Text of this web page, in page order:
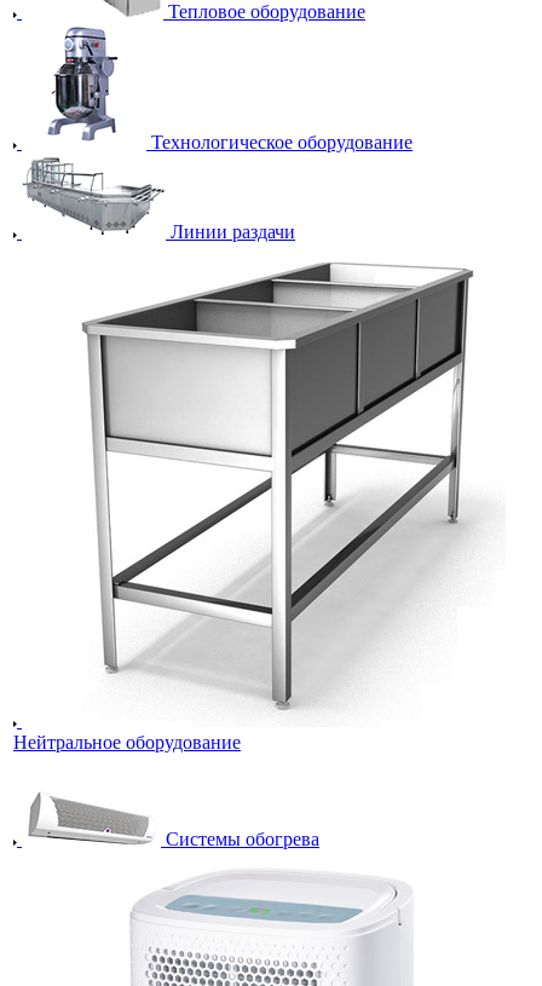
Тепловое оборудование
Технологическое оборудование
Линии раздачи
Нейтральное оборудование
Системы обогрева